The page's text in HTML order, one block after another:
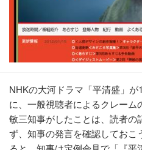
NHKの大河ドラマ「平清盛」
に、一般視聴者によるクレー
敏三知事がしたことは、読者の
ず、知事の発言を確認しておこ